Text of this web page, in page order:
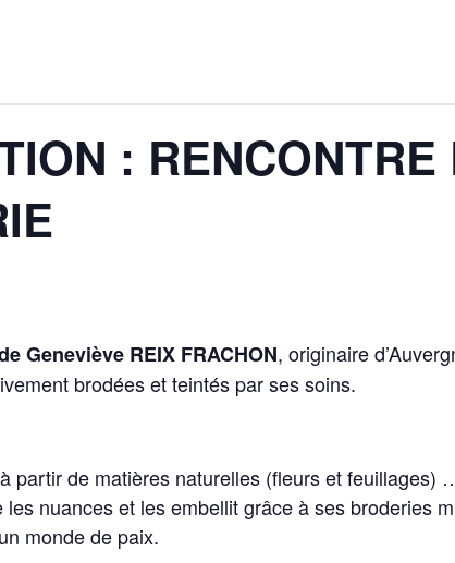
: RENCONTRE
Geneviève REIX FRACHON, originaire
brodées et teintés par ses soins.
partir de matières naturelles (fleurs et feuillages)
nuances et les embellit grâce à ses broderies
monde de paix.